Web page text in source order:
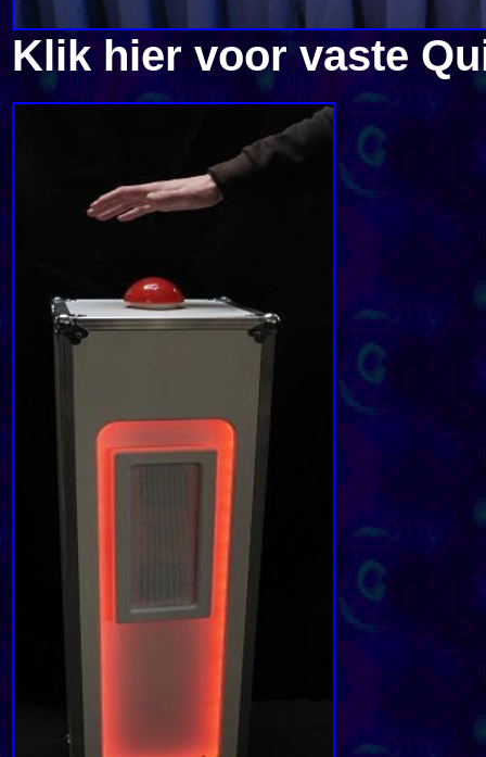
Klik hier voor vaste